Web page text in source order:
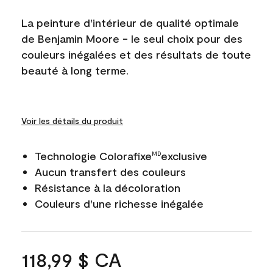
La peinture d'intérieur de qualité optimale
de Benjamin Moore - le seul choix pour des
couleurs inégalées et des résultats de toute
beauté à long terme.
Voir les détails du produit
Technologie ColorafixeMDexclusive
Aucun transfert des couleurs
Résistance à la décoloration
Couleurs d'une richesse inégalée
118,99 $ CA